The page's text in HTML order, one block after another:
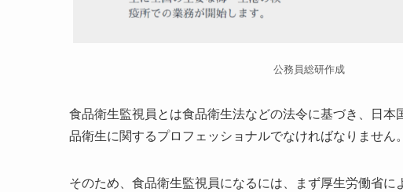
公務員総研作成
食品衛生監視員とは食品衛生法などの法令に基づき、日
品衛生に関するプロフェッショナルでなければなりません。
そのため、食品衛生監視員になるには、まず厚生労働省に